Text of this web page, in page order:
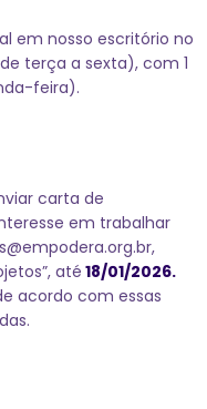
em nosso escritório no
terça a sexta), com 1
feira).
carta de
em trabalhar
até 18/01/2026.
acordo com essas